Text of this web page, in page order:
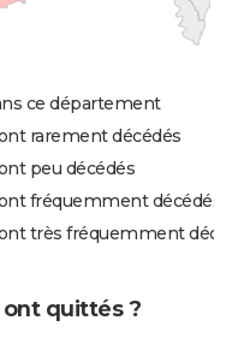
ce département
rarement décédés
peu décédés
fréquemment décédés
très fréquemment
ont quittés ?